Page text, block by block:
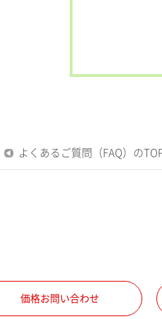
よくあるご質問（FAQ）の
価格お問い合わせ